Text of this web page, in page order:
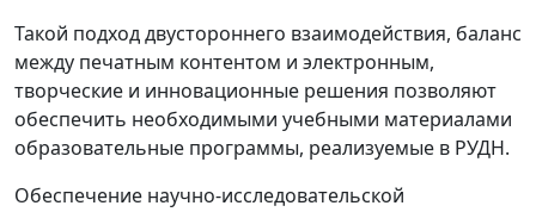
Такой подход двустороннего взаимодействия, баланс
между печатным контентом и электронным,
творческие и инновационные решения позволяют
обеспечить необходимыми учебными материалами
образовательные программы, реализуемые в РУДН.
Обеспечение научно-исследовательской